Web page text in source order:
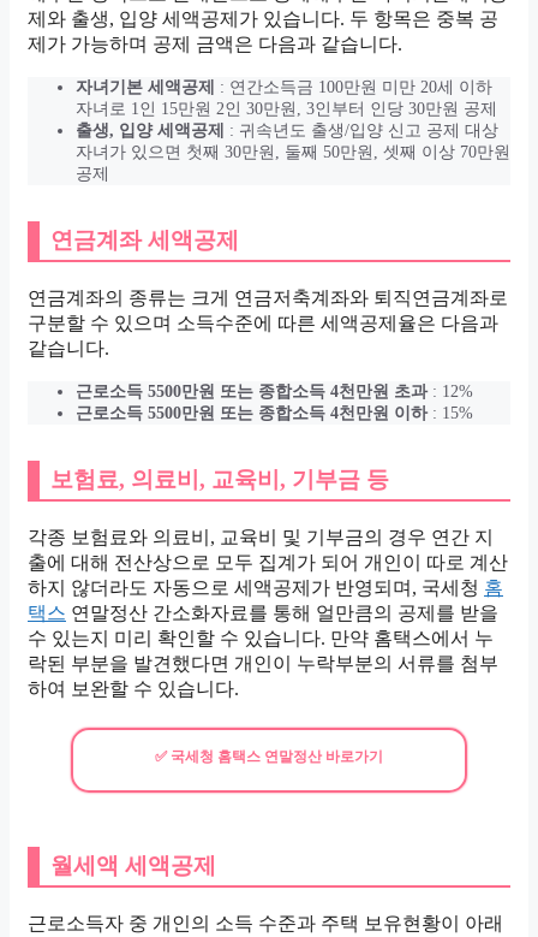
제와 출생, 입양 세액공제가 있습니다. 두 항목은 중복 공
제가 가능하며 공제 금액은 다음과 같습니다.
자녀기본 세액공제
: 연간소득금 100만원 미만 20세 이하
자녀로 1인 15만원 2인 30만원, 3인부터 인당 30만원 공제
출생, 입양 세액공제
: 귀속년도 출생/입양 신고 공제 대상
자녀가 있으면 첫째 30만원, 둘째 50만원, 셋째 이상 70만원
공제
연금계좌 세액공제
연금계좌의 종류는 크게 연금저축계좌와 퇴직연금계좌로
구분할 수 있으며 소득수준에 따른 세액공제율은 다음과
같습니다.
근로소득 5500만원 또는 종합소득 4천만원 초과: 12%
근로소득 5500만원 또는 종합소득 4천만원 이하: 15%
보험료, 의료비, 교육비, 기부금 등
각종 보험료와 의료비, 교육비 및 기부금의 경우 연간 지
출에 대해 전산상으로 모두 집계가 되어 개인이 따로 계산
하지 않더라도 자동으로 세액공제가 반영되며, 국세청 홈
택스 연말정산 간소화자료를 통해 얼만큼의 공제를 받을
수 있는지 미리 확인할 수 있습니다. 만약 홈택스에서 누
락된 부분을 발견했다면 개인이 누락부분의 서류를 첨부
하여 보완할 수 있습니다.
✅ 국세청 홈택스 연말정산 바로가기
월세액 세액공제
근로소득자 중 개인의 소득 수준과 주택 보유현황이 아래